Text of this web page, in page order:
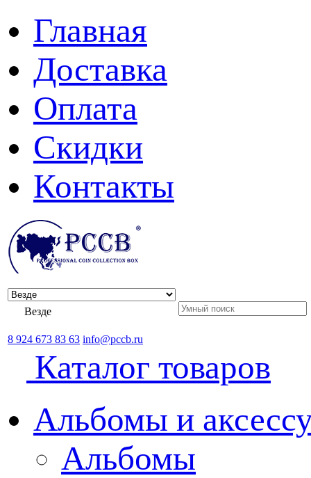
Главная
Доставка
Оплата
Скидки
Контакты
Везде
8 924 673 83 63 info@pccb.ru
Каталог товаров
Альбомы и
Альбомы